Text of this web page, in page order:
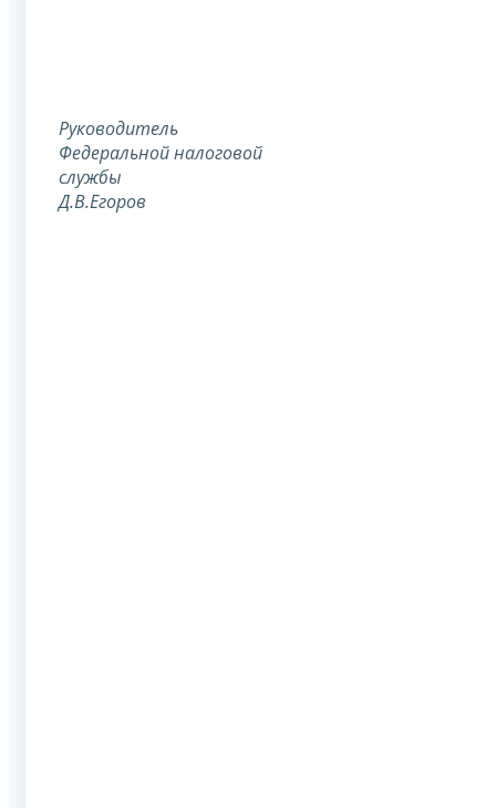
Руководитель
Федеральнойналоговой
службы
Д.В.Егоров